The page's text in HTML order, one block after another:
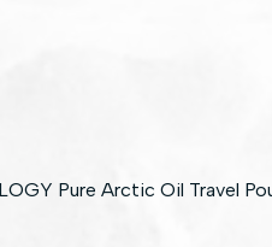
Pure Arctic Oil Travel